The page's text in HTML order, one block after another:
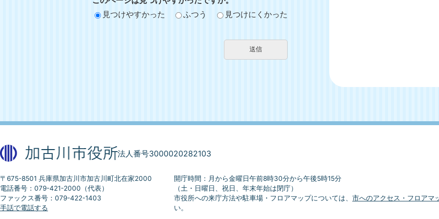
見つけやすかった
ふつう 見つけにくかった
法人番号3000020282103
〒675-8501 兵庫県加古川市加古川町北在家2000
電話番号：079-421-2000（代表）
ファックス番号：079-422-1403
手話で電話する
開庁時間：月から金曜日午前8時30分から午後5時15分
（土・日曜日、祝日、年末年始は閉庁）
市役所への来庁方法や駐車場・フロアマップについては、 市へのアクセス・フロアマ
い。